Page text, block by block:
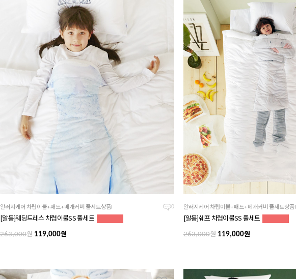
0
알러지케어 차렵이불+패드+베개커버 풀세트상품!
[알몽]웨딩드레스 차렵이불SS 풀세트
263,000원 119,000원
알러지케어 차렵이불+패드+베개커버 풀세트상품!
[알몽]쉐프 차렵이불SS 풀세트
263,000원119,000원